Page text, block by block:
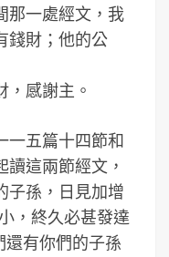
那一處經文，我
錢財；他的公
，感謝主。
一五篇十四節和
這兩節經文，
子孫，日見加增
，終久必甚發達
還有你們的子孫